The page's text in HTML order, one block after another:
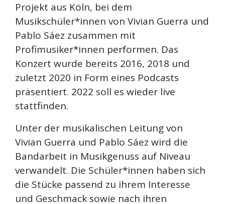
Projekt aus Köln, bei dem
Musikschüler*innen von Vivian Guerra und
Pablo Sáez zusammen mit
Profimusiker*innen performen. Das
Konzert wurde bereits 2016, 2018 und
zuletzt 2020 in Form eines Podcasts
präsentiert. 2022 soll es wieder live
stattfinden.
Unter der musikalischen Leitung von
Vivian Guerra und Pablo Sáez wird die
Bandarbeit in Musikgenuss auf Niveau
verwandelt. Die Schüler*innen haben sich
die Stücke passend zu ihrem Interesse
und Geschmack sowie nach ihren